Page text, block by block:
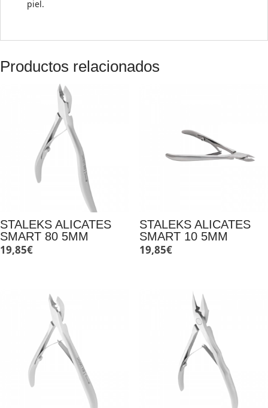
piel.
Productos relacionados
STALEKS ALICATES
SMART 80 5MM
19,85€
STALEKS ALICATES
SMART 10 5MM
19,85€